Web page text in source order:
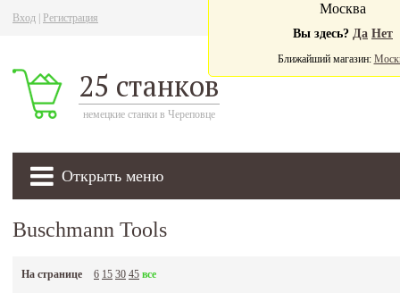
Вход Регистрация
25 станков
немецкие станки в Череповце
Открыть меню
Москва
Вы здесь? Да Нет
Ближайший магазин:
Buschmann Tools
На странице 6 15 30 45 все